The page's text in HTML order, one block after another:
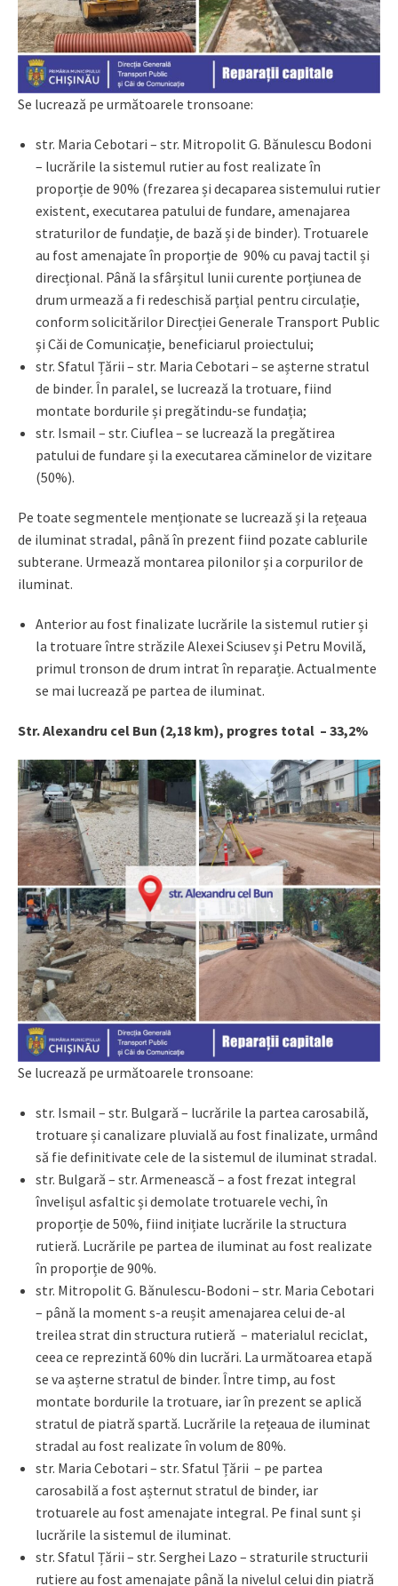
Se lucrează pe următoarele tronsoane:
str. Maria Cebotari – str. Mitropolit G. Bănulescu Bodoni
– lucrările la sistemul rutier au fost realizate în
proporție de 90% (frezarea și decaparea sistemului rutier
existent, executarea patului de fundare, amenajarea
straturilor de fundație, de bază și de binder). Trotuarele
au fost amenajate în proporție de 90% cu pavaj tactil și
direcțional. Până la sfârșitul lunii curente porțiunea de
drum urmează a fi redeschisă parțial pentru circulație,
conform solicitărilor Direcției Generale Transport Public
și Căi de Comunicație, beneficiarul proiectului;
str. Sfatul Țării – str. Maria Cebotari – se așterne stratul
de binder. În paralel, se lucrează la trotuare, fiind
montate bordurile și pregătindu-se fundația;
str. Ismail – str. Ciuflea – se lucrează la pregătirea
patului de fundare și la executarea căminelor de vizitare
(50%).
Pe toate segmentele menționate se lucrează și la rețeaua
de iluminat stradal, până în prezent fiind pozate cablurile
subterane. Urmează montarea pilonilor și a corpurilor de
iluminat.
Anterior au fost finalizate lucrările la sistemul rutier și
la trotuare între străzile Alexei Sciusev și Petru Movilă,
primul tronson de drum intrat în reparație. Actualmente
se mai lucrează pe partea de iluminat.
Str. Alexandru cel Bun (2,18 km), progres total – 33,2%
Se lucrează pe următoarele tronsoane:
str. Ismail – str. Bulgară – lucrările la partea carosabilă,
trotuare și canalizare pluvială au fost finalizate, urmând
să fie definitivate cele de la sistemul de iluminat stradal.
str. Bulgară – str. Armenească – a fost frezat integral
învelișul asfaltic și demolate trotuarele vechi, în
proporție de 50%, fiind inițiate lucrările la structura
rutieră. Lucrările pe partea de iluminat au fost realizate
în proporție de 90%.
str. Mitropolit G. Bănulescu-Bodoni – str. Maria Cebotari
– până la moment s-a reușit amenajarea celui de-al
treilea strat din structura rutieră – materialul reciclat,
ceea ce reprezintă 60% din lucrări. La următoarea etapă
se va așterne stratul de binder. Între timp, au fost
montate bordurile la trotuare, iar în prezent se aplică
stratul de piatră spartă. Lucrările la rețeaua de iluminat
stradal au fost realizate în volum de 80%.
str. Maria Cebotari – str. Sfatul Țării – pe partea
carosabilă a fost așternut stratul de binder, iar
trotuarele au fost amenajate integral. Pe final sunt și
lucrările la sistemul de iluminat.
str. Sfatul Țării – str. Serghei Lazo – straturile structurii
rutiere au fost amenajate până la nivelul celui din piatră